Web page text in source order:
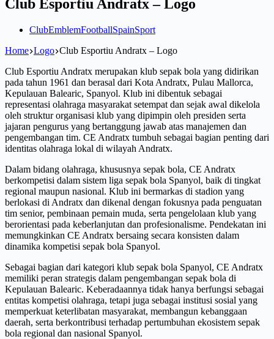
Club Esportiu Andratx – Logo
ClubEmblemFootballSpainSport
Home Logo Club Esportiu Andratx – Logo
Club Esportiu Andratx merupakan klub sepak bola yang didirikan
pada tahun 1961 dan berasal dari Kota Andratx, Pulau Mallorca,
Kepulauan Balearic, Spanyol. Klub ini dibentuk sebagai
representasi olahraga masyarakat setempat dan sejak awal dikelola
oleh struktur organisasi klub yang dipimpin oleh presiden serta
jajaran pengurus yang bertanggung jawab atas manajemen dan
pengembangan tim. CE Andratx tumbuh sebagai bagian penting dari
identitas olahraga lokal di wilayah Andratx.
Dalam bidang olahraga, khususnya sepak bola, CE Andratx
berkompetisi dalam sistem liga sepak bola Spanyol, baik di tingkat
regional maupun nasional. Klub ini bermarkas di stadion yang
berlokasi di Andratx dan dikenal dengan fokusnya pada penguatan
tim senior, pembinaan pemain muda, serta pengelolaan klub yang
berorientasi pada keberlanjutan dan profesionalisme. Pendekatan ini
memungkinkan CE Andratx bersaing secara konsisten dalam
dinamika kompetisi sepak bola Spanyol.
Sebagai bagian dari kategori klub sepak bola Spanyol, CE Andratx
memiliki peran strategis dalam pengembangan sepak bola di
Kepulauan Balearic. Keberadaannya tidak hanya berfungsi sebagai
entitas kompetisi olahraga, tetapi juga sebagai institusi sosial yang
memperkuat keterlibatan masyarakat, membangun kebanggaan
daerah, serta berkontribusi terhadap pertumbuhan ekosistem sepak
bola regional dan nasional Spanyol.